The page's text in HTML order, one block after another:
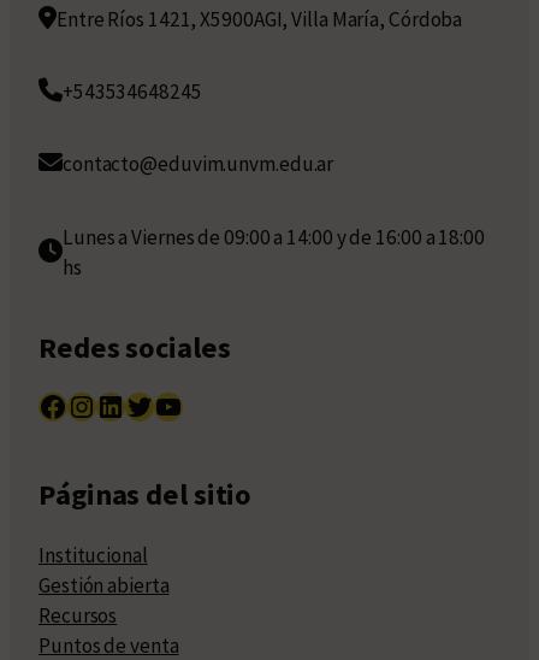
Entre Ríos 1421, X5900AGI, Villa María, Córdoba
+543534648245
contacto@eduvim.unvm.edu.ar
Lunes a Viernes de 09:00 a 14:00 y de 16:00 a 18:00
hs
Redes sociales
Facebook InstagramLinkedIn Twitter YouTube
Páginas del sitio
Institucional
Gestión abierta
Recursos
Puntos de venta